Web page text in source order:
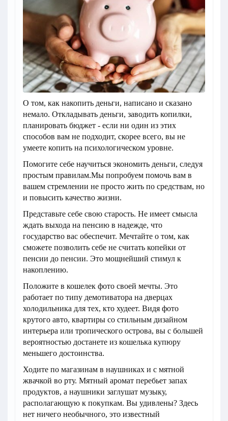
О том, как накопить деньги, написано и сказано
немало. Откладывать деньги, заводить копилки,
планировать бюджет - если ни один из этих
способов вам не подходит, скорее всего, вы не
умеете копить на психологическом уровне.
Помогите себе научиться экономить деньги, следуя
простым правилам.Мы попробуем помочь вам в
вашем стремлении не просто жить по средствам, но
и повысить качество жизни.
Представьте себе свою старость. Не имеет смысла
ждать выхода на пенсию в надежде, что
государство вас обеспечит. Мечтайте о том, как
сможете позволить себе не считать копейки от
пенсии до пенсии. Это мощнейший стимул к
накоплению.
Положите в кошелек фото своей мечты. Это
работает по типу демотиватора на дверцах
холодильника для тех, кто худеет. Видя фото
крутого авто, квартиры со стильным дизайном
интерьера или тропического острова, вы с большей
вероятностью достанете из кошелька купюру
меньшего достоинства.
Ходите по магазинам в наушниках и с мятной
жвачкой во рту. Мятный аромат перебьет запах
продуктов, а наушники заглушат музыку,
располагающую к покупкам. Вы удивлены? Здесь
нет ничего необычного, это известный